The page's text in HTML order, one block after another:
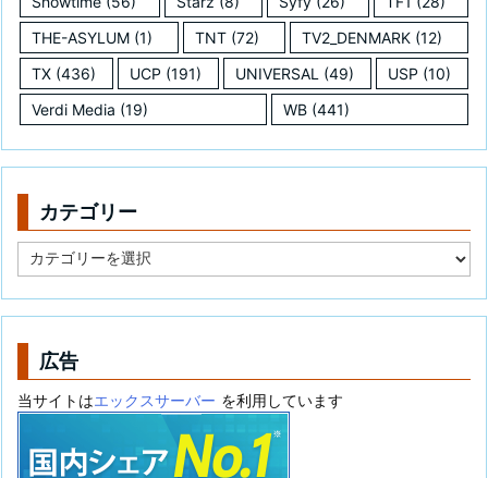
THE-ASYLUM (1) TNT (72) TV2_DENMARK (12)
TX (436) UCP (191) UNIVERSAL (49) USP (10)
Verdi Media (19) WB (441)
カテゴリー
テ
リ
広告
当サイトはエックスサーバー を利用しています